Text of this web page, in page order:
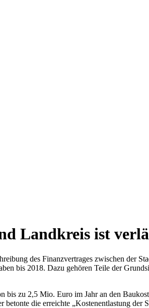
Landkreis ist
des Finanzvertrages zwischen der
bis 2018. Dazu gehören Teile der
bis zu 2,5 Mio. Euro im Jahr an den
die erreichte „Kostenentlastung der